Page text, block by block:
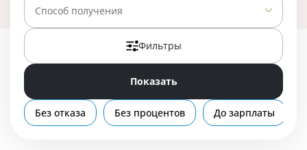
Бизнес
Способ получения
Фильтры
Показать
Без отказа Без процентов До зарплаты